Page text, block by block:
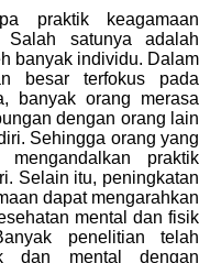
praktik keagamaan
satunya adalah
banyak individu. Dalam
besar terfokus pada
banyak orang merasa
dengan orang lain
Sehingga orang yang
praktik
Selain itu, peningkatan
dapat mengarahkan
mental dan fisik
penelitian telah
dan mental dengan